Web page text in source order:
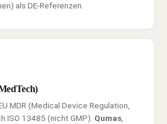
als DE-Referenzen.
MDR (Medical Device Regulation,
ISO 13485 (nicht GMP). Qumas